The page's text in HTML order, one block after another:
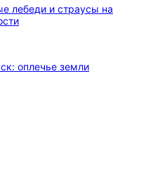
лебеди и страусы на